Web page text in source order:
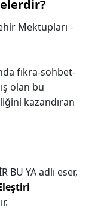
Mektupları -
fıkra-sohbet-
olan bu
kazandıran
BU YA adlı eser,